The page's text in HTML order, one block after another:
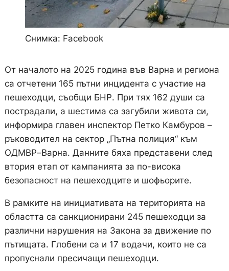
Снимка: Facebook
От началото на 2025 година във Варна и региона
са отчетени 165 пътни инцидента с участие на
пешеходци, съобщи БНР. При тях 162 души са
пострадали, а шестима са загубили живота си,
информира главен инспектор Петко Камбуров –
ръководител на сектор „Пътна полиция“ към
ОДМВР–Варна. Данните бяха представени след
втория етап от кампанията за по-висока
безопасност на пешеходците и шофьорите.
В рамките на инициативата на територията на
областта са санкционирани 245 пешеходци за
различни нарушения на Закона за движение по
пътищата. Глобени са и 17 водачи, които не са
пропуснали пресичащи пешеходци.